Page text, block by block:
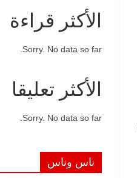
الأكثر قراءة
Sorry. No data so far.
الأكثر تعليقا
Sorry. No data so far.
ناس وناس